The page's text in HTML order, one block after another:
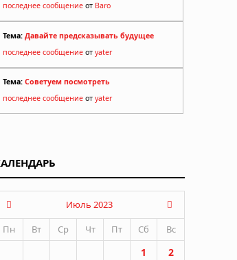
последнее сообщение от Baro
Тема: Давайте предсказывать будущее
последнее сообщение от yater
Тема: Советуем посмотреть
последнее сообщение от yater
Июль 2023
Пн
Вт Ср Чт Пт Сб Вс
1
2